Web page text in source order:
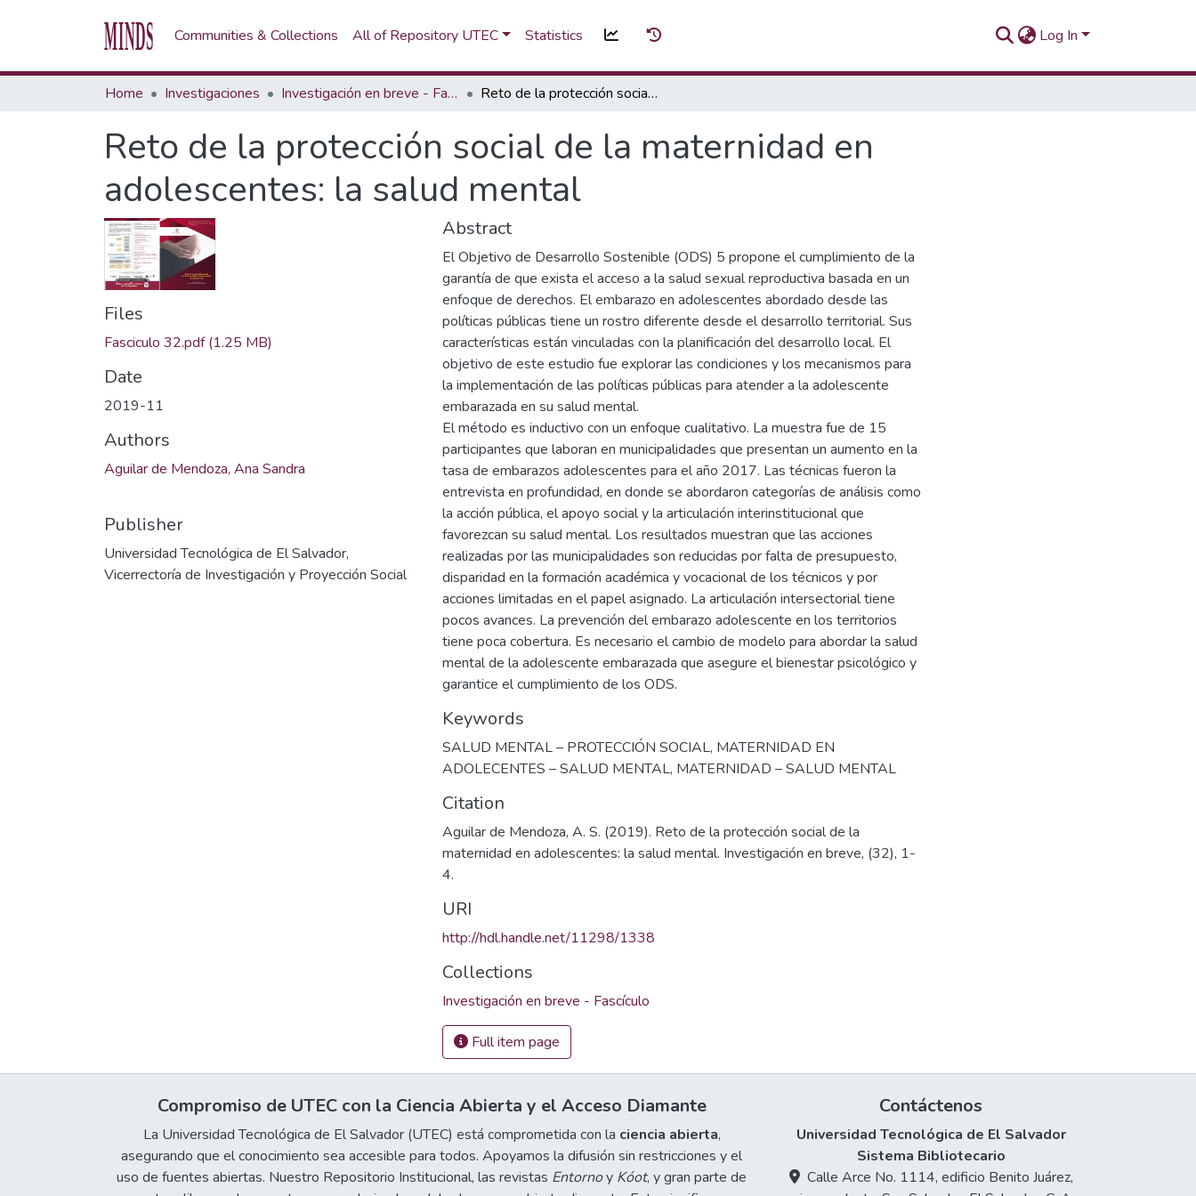
Communities & Collections All of Repository UTEC Statistics Log In
Home Investigaciones Investigación en breve - Fascículo Reto de la protección social de la maternidad en adolescentes: la salud mental
Reto de la protección social de la maternidad en
adolescentes: la salud mental
Files
Fasciculo 32.pdf(1.25 MB)
Date
2019-11
Authors
Aguilar de Mendoza, Ana Sandra
Publisher
Universidad Tecnológica de El Salvador,
Vicerrectoría de Investigación y Proyección Social
Abstract
El Objetivo de Desarrollo Sostenible (ODS) 5 propone el cumplimiento de la
garantía de que exista el acceso a la salud sexual reproductiva basada en un
enfoque de derechos. El embarazo en adolescentes abordado desde las
políticas públicas tiene un rostro diferente desde el desarrollo territorial. Sus
características están vinculadas con la planificación del desarrollo local. El
objetivo de este estudio fue explorar las condiciones y los mecanismos para
la implementación de las políticas públicas para atender a la adolescente
embarazada en su salud mental.
El método es inductivo con un enfoque cualitativo. La muestra fue de 15
participantes que laboran en municipalidades que presentan un aumento en la
tasa de embarazos adolescentes para el año 2017. Las técnicas fueron la
entrevista en profundidad, en donde se abordaron categorías de análisis como
la acción pública, el apoyo social y la articulación interinstitucional que
favorezcan su salud mental. Los resultados muestran que las acciones
realizadas por las municipalidades son reducidas por falta de presupuesto,
disparidad en la formación académica y vocacional de los técnicos y por
acciones limitadas en el papel asignado. La articulación intersectorial tiene
pocos avances. La prevención del embarazo adolescente en los territorios
tiene poca cobertura. Es necesario el cambio de modelo para abordar la salud
mental de la adolescente embarazada que asegure el bienestar psicológico y
garantice el cumplimiento de los ODS.
Keywords
SALUD MENTAL – PROTECCIÓN SOCIAL, MATERNIDAD EN
ADOLECENTES – SALUD MENTAL, MATERNIDAD – SALUD MENTAL
Citation
Aguilar de Mendoza, A. S. (2019). Reto de la protección social de la
maternidad en adolescentes: la salud mental. Investigación en breve, (32), 1-
4.
URI
http://hdl.handle.net/11298/1338
Collections
Investigación en breve - Fascículo
Full item page
Compromiso de UTEC con la Ciencia Abierta y el Acceso Diamante
La Universidad Tecnológica de El Salvador (UTEC) está comprometida con la ciencia abierta,
asegurando que el conocimiento sea accesible para todos. Apoyamos la difusión sin restricciones y el
uso de fuentes abiertas. Nuestro Repositorio Institucional, las revistas Entornoy Kóot, y gran parte de
Contáctenos
Universidad Tecnológica de El Salvador
Sistema Bibliotecario
Calle Arce No. 1114, edificio Benito Juárez,